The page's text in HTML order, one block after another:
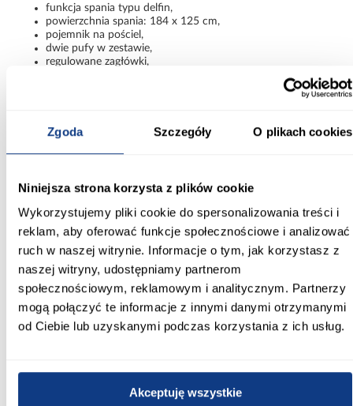
Zgoda Szczegóły O plikach cookies
Niniejsza strona korzysta z plików cookie
Wykorzystujemy pliki cookie do spersonalizowania treści i
reklam, aby oferować funkcje społecznościowe i analizować
ruch w naszej witrynie. Informacje o tym, jak korzystasz z
naszej witryny, udostępniamy partnerom
społecznościowym, reklamowym i analitycznym. Partnerzy
mogą połączyć te informacje z innymi danymi otrzymanymi
od Ciebie lub uzyskanymi podczas korzystania z ich usług.
Akceptuję wszystkie
funkcja spania typu delfin,
powierzchnia spania: 184 x 125 cm,
pojemnik na pościel,
dwie pufy w zestawie,
regulowane zagłówki,
konstrukcja modułowa.
Narożnik Positano OTM x 2 Pufa to propozycja dla osób
oraz dodatkowe pufy sprawiają, że mebel doskonale łączy
Informacje Transport Informacje o
Szerokość [cm]:
325.00